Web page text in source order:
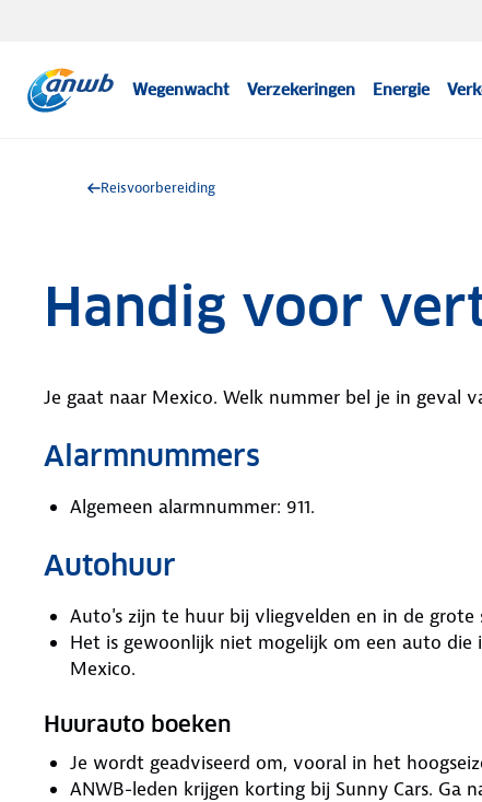
Wegenwacht Verzekeringen Energie
Reisvoorbereiding
Handig voor
Je gaat naar Mexico. Welk nummer bel je in geval
Alarmnummers
Algemeen alarmnummer: 911.
Autohuur
Auto's zijn te huur bij vliegvelden en in de
Het is gewoonlijk niet mogelijk om een auto die
Mexico.
Huurauto boeken
Je wordt geadviseerd om, vooral in het
ANWB-leden krijgen korting bij Sunny Cars. Ga